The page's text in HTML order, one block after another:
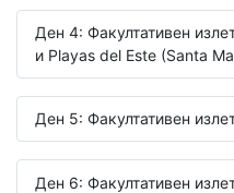
Ден 4: Факултативен
и Playas del Este (Santa
Ден 5: Факултативен
Ден 6: Факултативен